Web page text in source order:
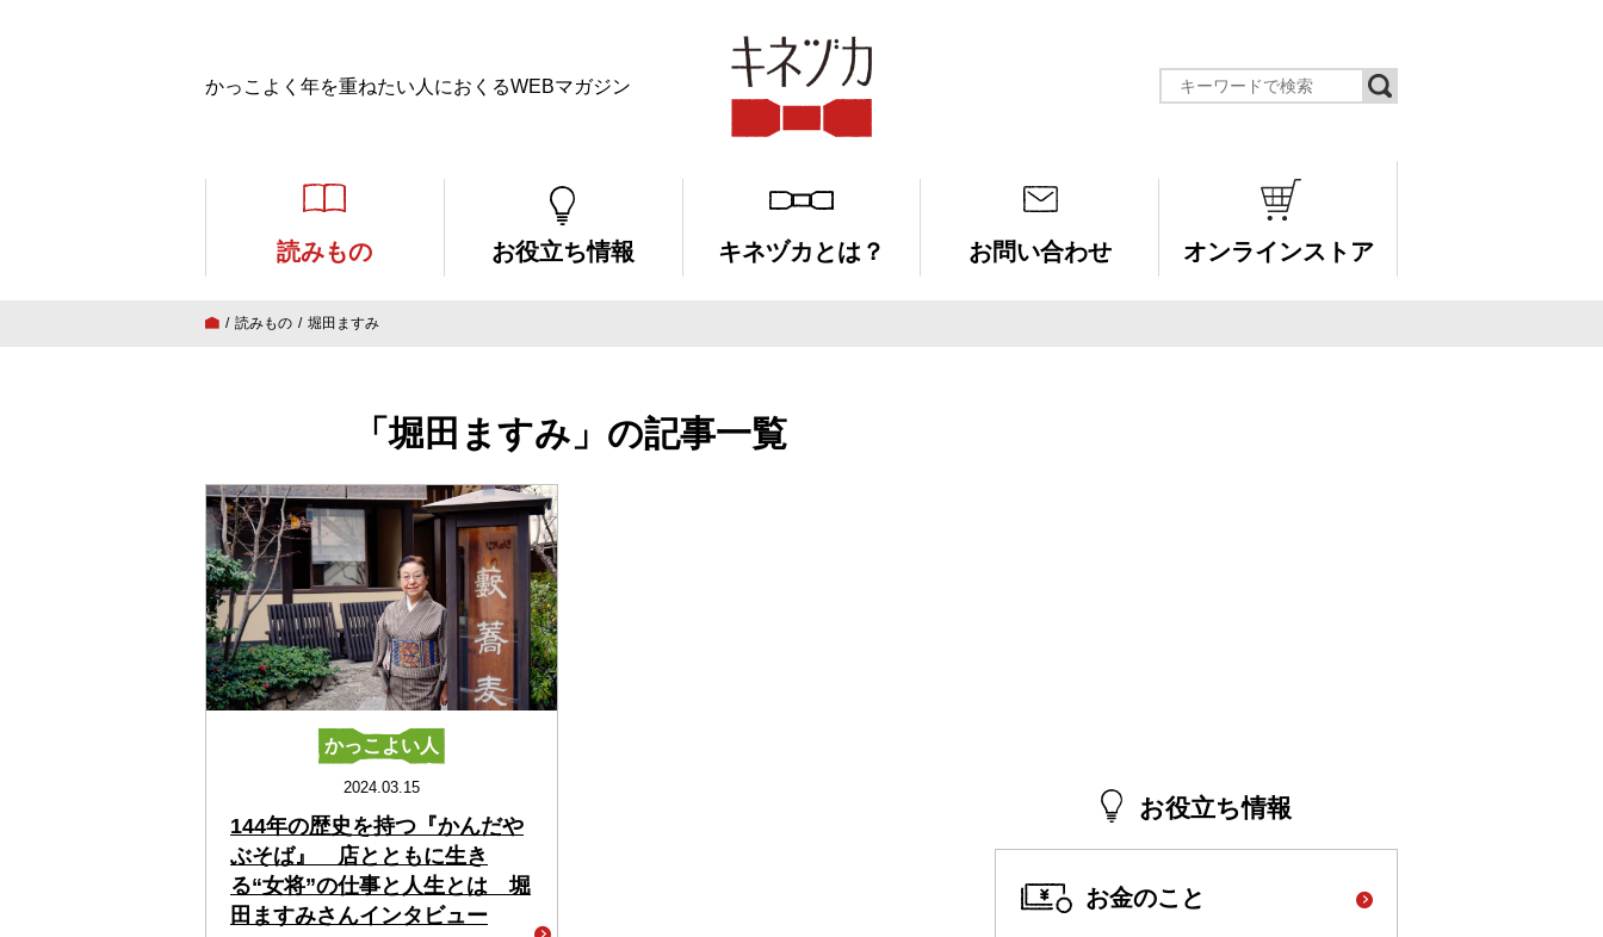
かっこよく年を重ねたい人におくるWEBマガジン
読みもの お役立ち情報 キネヅカとは？ お問い合わせ オンラインストア
読みもの 堀田ますみ
「堀田ますみ」の記事一覧
かっこよい人
2024.03.15
144年の歴史を持つ『かんだや
ぶそば』 店とともに生き
る“女将”の仕事と人生とは 堀
田ますみさんインタビュー
お役立ち情報
お金のこと